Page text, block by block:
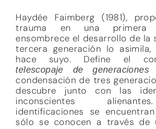
Haydée Faimberg (1981),
trauma en una primera
ensombrece el desarrollo de la
tercera generación lo
hace suyo. Define el
telescopaje de generaciones
condensación de tres
descubre junto con las
inconscientes
identificaciones se
sólo se conocen a través de